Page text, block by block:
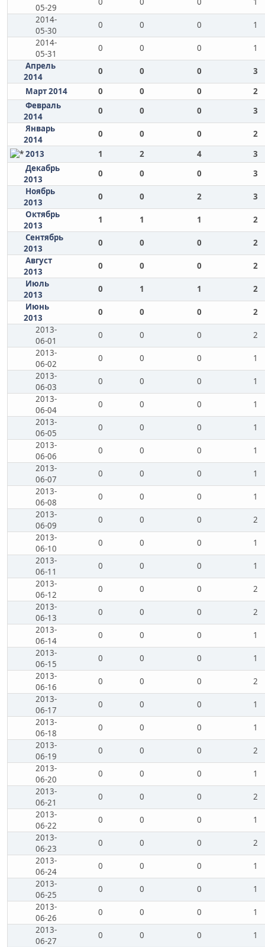
05-29
2014-
05-30
0 0 0
1
2014-
05-31
0 0 0
1
Апрель
2014
0 0 0
3
Март 2014
0 0 0
2
Февраль
2014
0 0 0
3
Январь
2014
0 0 0
2
2013
1 2 4
3
Декабрь
2013
0 0 0
3
Ноябрь
2013
0 0 2
3
Октябрь
2013
1 1 1
2
Сентябрь
2013
0 0 0
2
Август
2013
0 0 0
2
Июль
2013
0 1 1
2
Июнь
2013
0 0 0
2
2013-
06-01
0 0 0
2
2013-
06-02
0 0 0
1
2013-
06-03
0 0 0
1
2013-
06-04
0 0 0
1
2013-
06-05
0 0 0
1
2013-
06-06
0 0 0
1
2013-
06-07
0 0 0
1
2013-
06-08
0 0 0
1
2013-
06-09
0 0 0
2
2013-
06-10
0 0 0
1
2013-
06-11
0 0 0
1
2013-
06-12
0 0 0
2
2013-
06-13
0 0 0
2
2013-
06-14
0 0 0
1
2013-
06-15
0 0 0
1
2013-
06-16
0 0 0
2
2013-
06-17
0 0 0
1
2013-
06-18
0 0 0
1
2013-
06-19
0 0 0
2
2013-
06-20
0 0 0
1
2013-
06-21
0 0 0
2
2013-
06-22
0 0 0
1
2013-
06-23
0 0 0
2
2013-
06-24
0 0 0
1
2013-
06-25
0 0 0
1
2013-
06-26
0 0 0
1
2013-
06-27
0 0 0
1